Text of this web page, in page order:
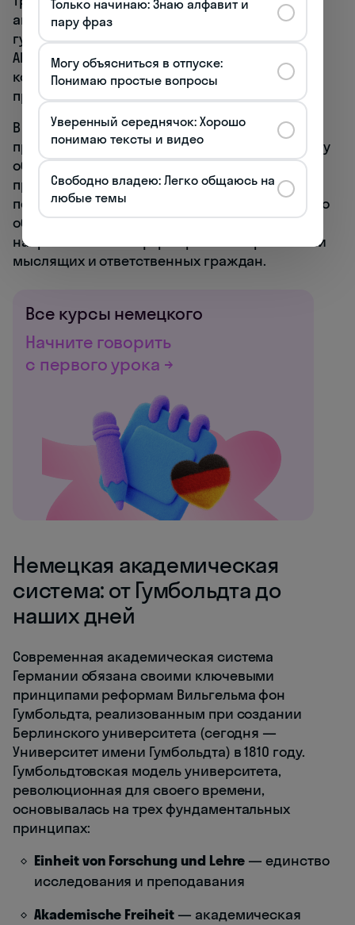
акцентом на классические языки и
гуманитарные науки отражает идеал
Allgemeinbildung — всеобщего образования,
которое должно предшествовать
профессиональной специализации.
В современном контексте принципы Bildung
проявляются в немецком подходе к дуальному
образованию, где практическое обучение
профессии сочетается с теоретической
подготовкой, а также в системе политического
образования (Politische Bildung),
направленного на формирование критически
мыслящих и ответственных граждан.
Все курсы немецкого
Начните говорить
с первого урока →
Немецкая академическая
система: от Гумбольдта до
наших дней
Современная академическая система
Германии обязана своими ключевыми
принципами реформам Вильгельма фон
Гумбольдта, реализованным при создании
Берлинского университета (сегодня —
Университет имени Гумбольдта) в 1810 году.
Гумбольдтовская модель университета,
революционная для своего времени,
основывалась на трех фундаментальных
принципах:
Einheit von Forschung und Lehre — единство
исследования и преподавания
Akademische Freiheit — академическая
Только начинаю: Знаю алфавит и
пару фраз
Могу объясниться в отпуске:
Понимаю простые вопросы
Уверенный середнячок: Хорошо
понимаю тексты и видео
Свободно владею: Легко общаюсь на
любые темы